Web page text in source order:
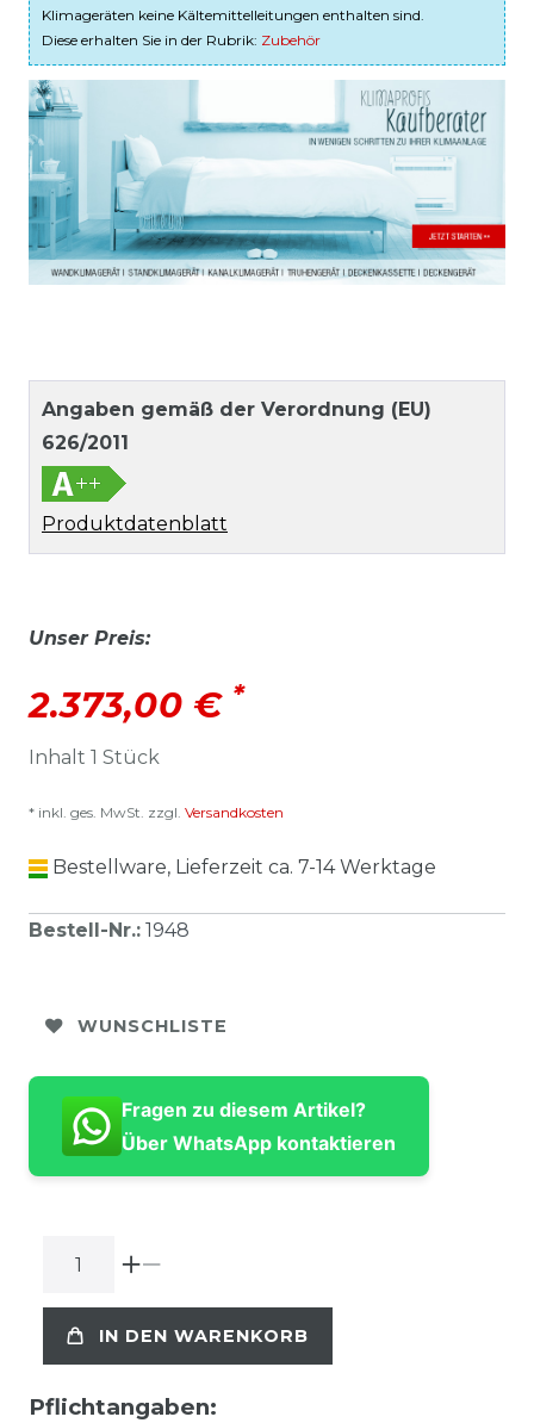
Klimageräten keine Kältemittelleitungen enthalten sind.
Diese erhalten Sie in der Rubrik: Zubehör
Angaben gemäß der Verordnung (EU)
626/2011
Produktdatenblatt
Unser Preis:
2.373,00 € *
Inhalt 1 Stück
* inkl. ges. MwSt. zzgl. Versandkosten
Bestellware, Lieferzeit ca. 7-14 Werktage
Bestell-Nr.: 1948
WUNSCHLISTE
Fragen zu diesem Artikel?
Über WhatsApp kontaktieren
IN DEN WARENKORB
Pflichtangaben: